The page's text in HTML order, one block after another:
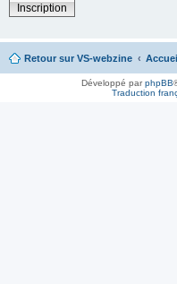
Inscription
Retour sur VS-webzine
Développé parphpBB
Traduction